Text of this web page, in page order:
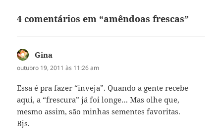
4 comentários em “amêndoas frescas”
Gina
outubro 19, 2011 às 11:26 am
Essa é pra fazer “inveja”. Quando a gente recebe
aqui, a “frescura” já foi longe… Mas olhe que,
mesmo assim, são minhas sementes favoritas.
Bjs.